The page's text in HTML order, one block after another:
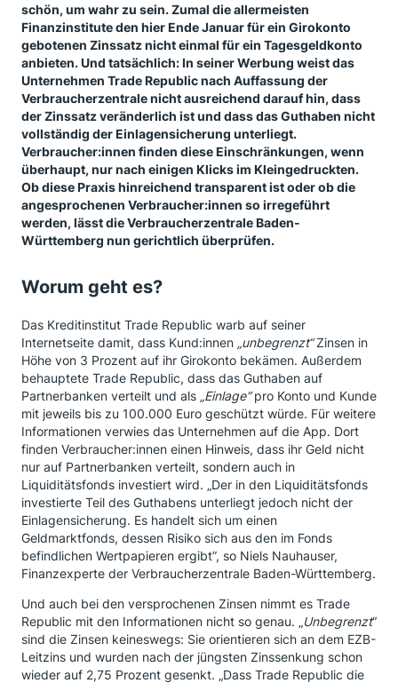
schön, um wahr zu sein. Zumal die allermeisten
Finanzinstitute den hier Ende Januar für ein Girokonto
gebotenen Zinssatz nicht einmal für ein Tagesgeldkonto
anbieten. Und tatsächlich: In seiner Werbung weist das
Unternehmen Trade Republic nach Auffassung der
Verbraucherzentrale nicht ausreichend darauf hin, dass
der Zinssatz veränderlich ist und dass das Guthaben nicht
vollständig der Einlagensicherung unterliegt.
Verbraucher:innen finden diese Einschränkungen, wenn
überhaupt, nur nach einigen Klicks im Kleingedruckten.
Ob diese Praxis hinreichend transparent ist oder ob die
angesprochenen Verbraucher:innen so irregeführt
werden, lässt die Verbraucherzentrale Baden-
Württemberg nun gerichtlich überprüfen.
Worum geht es?
Das Kreditinstitut Trade Republic warb auf seiner
Internetseite damit, dass Kund:innen „unbegrenzt“Zinsen in
Höhe von 3 Prozent auf ihr Girokonto bekämen. Außerdem
behauptete Trade Republic, dass das Guthaben auf
Partnerbanken verteilt und als „Einlage“pro Konto und Kunde
mit jeweils bis zu 100.000 Euro geschützt würde. Für weitere
Informationen verwies das Unternehmen auf die App. Dort
finden Verbraucher:innen einen Hinweis, dass ihr Geld nicht
nur auf Partnerbanken verteilt, sondern auch in
Liquiditätsfonds investiert wird. „Der in den Liquiditätsfonds
investierte Teil des Guthabens unterliegt jedoch nicht der
Einlagensicherung. Es handelt sich um einen
Geldmarktfonds, dessen Risiko sich aus den im Fonds
befindlichen Wertpapieren ergibt”, so Niels Nauhauser,
Finanzexperte der Verbraucherzentrale Baden-Württemberg.
Und auch bei den versprochenen Zinsen nimmt es Trade
Republic mit den Informationen nicht so genau. „Unbegrenzt“
sind die Zinsen keineswegs: Sie orientieren sich an dem EZB-
Leitzins und wurden nach der jüngsten Zinssenkung schon
wieder auf 2,75 Prozent gesenkt. „Dass Trade Republic die